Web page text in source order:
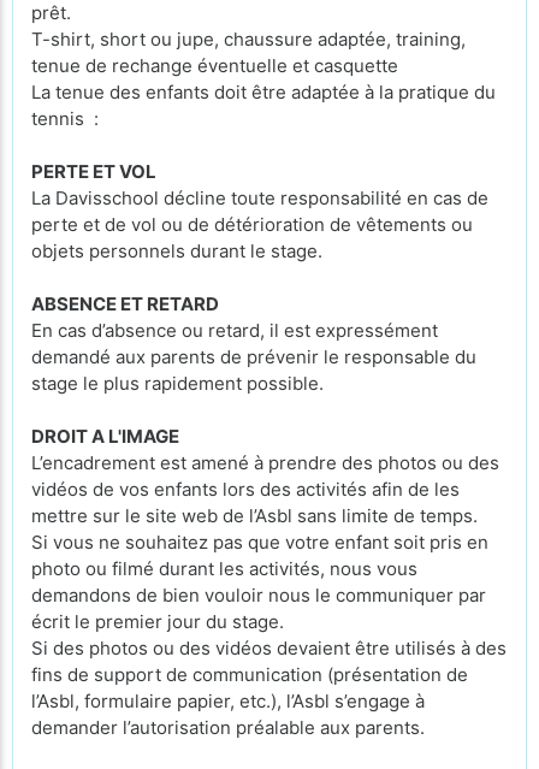
prêt.
T-shirt, short ou jupe, chaussure adaptée, training,
tenue de rechange éventuelle et casquette
La tenue des enfants doit être adaptée à la pratique du
tennis :
PERTE ET VOL
La Davisschool décline toute responsabilité en cas de
perte et de vol ou de détérioration de vêtements ou
objets personnels durant le stage.
ABSENCE ET RETARD
En cas d’absence ou retard, il est expressément
demandé aux parents de prévenir le responsable du
stage le plus rapidement possible.
DROIT A L'IMAGE
L’encadrement est amené à prendre des photos ou des
vidéos de vos enfants lors des activités afin de les
mettre sur le site web de l’Asbl sans limite de temps.
Si vous ne souhaitez pas que votre enfant soit pris en
photo ou filmé durant les activités, nous vous
demandons de bien vouloir nous le communiquer par
écrit le premier jour du stage.
Si des photos ou des vidéos devaient être utilisés à des
fins de support de communication (présentation de
l’Asbl, formulaire papier, etc.), l’Asbl s’engage à
demander l’autorisation préalable aux parents.